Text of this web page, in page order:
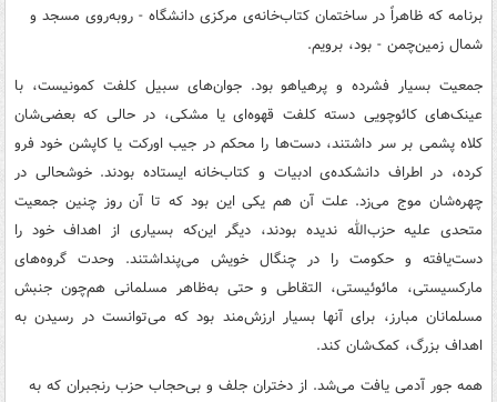
برنامه که ظاهراً در ساختمان کتاب‌خانه‌ی مرکزی دانشگاه - روبه‌روی مسجد و
شمال زمین‌چمن - بود، برویم.
جمعیت بسیار فشرده و پرهیاهو بود. جوان‌های سبیل کلفت کمونیست، با
عینک‌های کائوچویی دسته کلفت قهوه‌ای یا مشکی، در حالی که بعضی‌شان
کلاه پشمی بر سر داشتند، دست‌ها را محکم در جیب اورکت یا کاپشن خود فرو
کرده، در اطراف دانشکده‌ی ادبیات و کتاب‌خانه ایستاده بودند. خوشحالی در
چهره‌شان موج می‌زد. علت آن هم یکی این بود که تا آن روز چنین جمعیت
متحدی علیه حزب‌الله ندیده بودند، دیگر این‌که بسیاری از اهداف خود را
دست‌یافته و حکومت را در چنگال خویش می‌پنداشتند. وحدت گروه‌های
مارکسیستی، مائوئیستی، التقاطی و حتی به‌ظاهر مسلمانی هم‌چون جنبش
مسلمانان مبارز، برای آنها بسیار ارزش‌مند بود که می‌توانست در رسیدن به
اهداف بزرگ، کمک‌شان کند.
همه جور آدمی یافت می‌شد. از دختران جلف و بی‌حجاب حزب رنجبران که به